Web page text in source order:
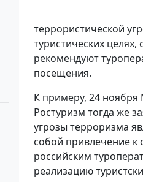
террористической
туристических
рекомендуют
посещения.
К примеру, 24
Ростуризм тогда же
угрозы терроризма
собой привлечение к
российским
реализацию